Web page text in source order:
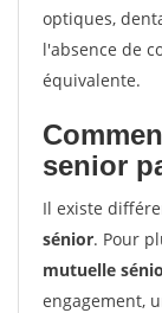
optiques,
l'absence de
équivalente.
senior
Il existe
sénior. Pour
mutuelle
engagement,